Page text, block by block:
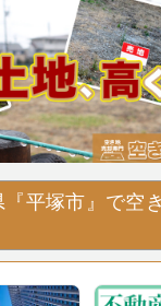
平塚市』で空